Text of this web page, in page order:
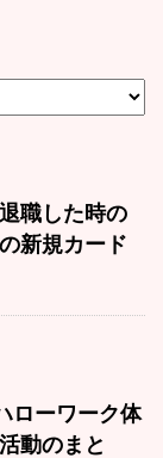
職した時の
新規カード
ローワーク体
動のまと